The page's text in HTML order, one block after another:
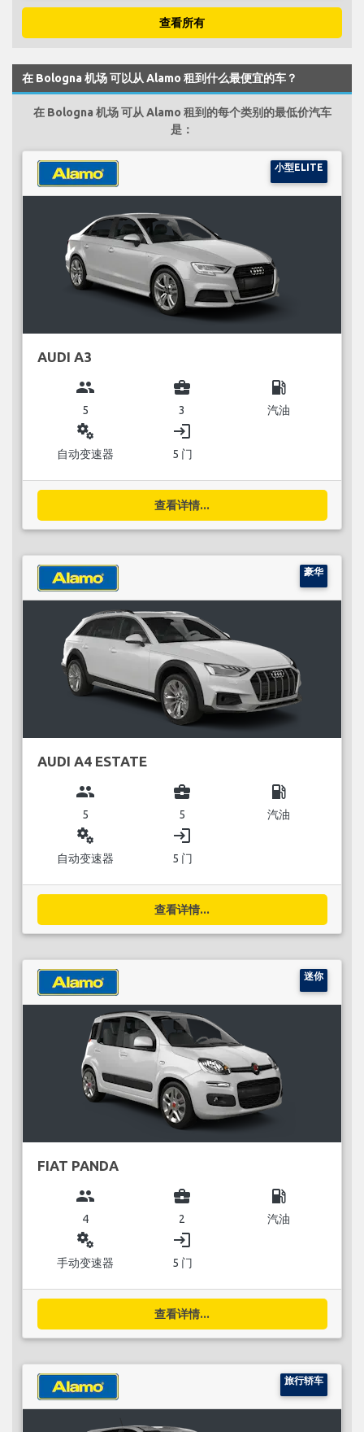
查看所有
在 Bologna 机场 可以从 Alamo 租到什么最便宜的车？
在 Bologna 机场 可从 Alamo 租到的每个类别的最低价汽车
是：
小型ELITE
AUDI A3
group
5
business_center
3
local_gas_station
汽油
miscellaneous_services
自动变速器
login
5 门
查看详情...
豪华
AUDI A4 ESTATE
group
5
business_center
5
local_gas_station
汽油
miscellaneous_services
自动变速器
login
5 门
查看详情...
迷你
FIAT PANDA
group
4
business_center
2
local_gas_station
汽油
miscellaneous_services
手动变速器
login
5 门
查看详情...
旅行轿车